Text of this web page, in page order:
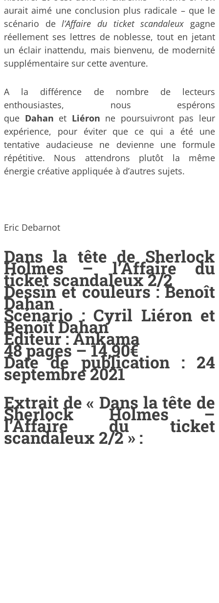
aurait aimé une conclusion plus radicale – que le
scénario del’Affaire du ticket scandaleux gagne
réellement ses lettres de noblesse, tout en jetant
un éclair inattendu, mais bienvenu, de modernité
supplémentaire sur cette aventure.
A la différence de nombre de lecteurs
enthousiastes, nous espérons
que Dahan et Liéron ne poursuivront pas leur
expérience, pour éviter que ce qui a été une
tentative audacieuse ne devienne une formule
répétitive. Nous attendrons plutôt la même
énergie créative appliquée à d’autres sujets.
Eric Debarnot
Dans la tête de Sherlock
Holmes – l’Affaire du
ticket scandaleux 2/2
Dessin et couleurs : Benoît
Dahan
Scénario : Cyril Liéron et
Benoît Dahan
Editeur : Ankama
48 pages – 14,90€
Date de publication : 24
septembre 2021
Extrait de « Dans la tête de
Sherlock Holmes –
l’Affaire du ticket
scandaleux 2/2 » :